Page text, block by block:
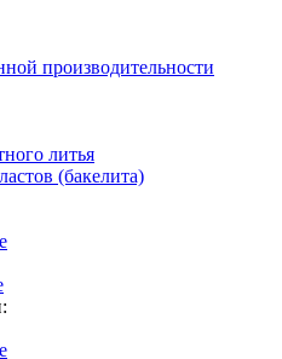
производительности
литья
(бакелита)